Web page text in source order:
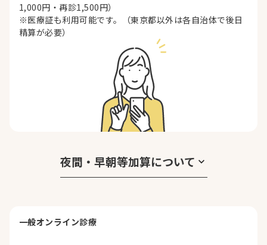
1,000円・再診1,500円）
※医療証も利用可能です。（東京都以外は各自治体で後日
精算が必要）
夜間・早朝等加算について keyboard_arrow_down
一般オンライン診療